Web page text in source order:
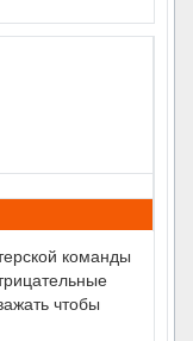
команды
чтобы